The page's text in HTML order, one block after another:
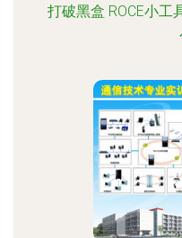
打破黑盒 ROCE小工